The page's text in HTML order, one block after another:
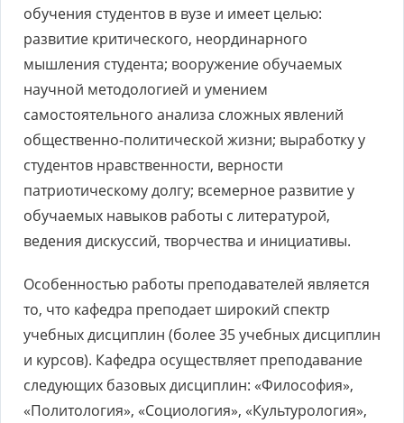
обучения студентов в вузе и имеет целью:
развитие критического, неординарного
мышления студента; вооружение обучаемых
научной методологией и умением
самостоятельного анализа сложных явлений
общественно-политической жизни; выработку у
студентов нравственности, верности
патриотическому долгу; всемерное развитие у
обучаемых навыков работы с литературой,
ведения дискуссий, творчества и инициативы.
Особенностью работы преподавателей является
то, что кафедра преподает широкий спектр
учебных дисциплин (более 35 учебных дисциплин
и курсов). Кафедра осуществляет преподавание
следующих базовых дисциплин: «Философия»,
«Политология», «Социология», «Культурология»,